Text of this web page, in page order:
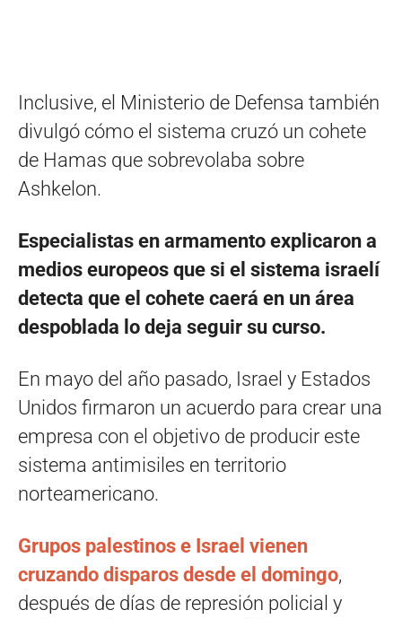
Inclusive, el Ministerio de Defensa también
divulgó cómo el sistema cruzó un cohete
de Hamas que sobrevolaba sobre
Ashkelon.
Especialistas en armamento explicaron a
medios europeos que si el sistema israelí
detecta que el cohete caerá en un área
despoblada lo deja seguir su curso.
En mayo del año pasado, Israel y Estados
Unidos firmaron un acuerdo para crear una
empresa con el objetivo de producir este
sistema antimisiles en territorio
norteamericano.
Grupos palestinos e Israel vienen
cruzando disparos desde el domingo,
después de días de represión policial y